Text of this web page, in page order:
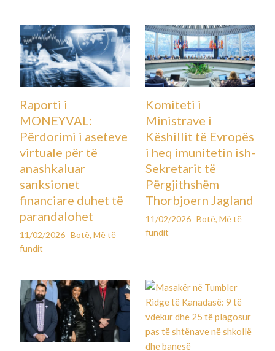
Raporti i
MONEYVAL:
Përdorimi i aseteve
virtuale për të
anashkaluar
sanksionet
financiare duhet të
parandalohet
11/02/2026 Botë,Më të
fundit
Komiteti i
Ministrave i
Këshillit të Evropës
i heq imunitetin ish-
Sekretarit të
Përgjithshëm
Thorbjoern Jagland
11/02/2026 Botë, Më të
fundit